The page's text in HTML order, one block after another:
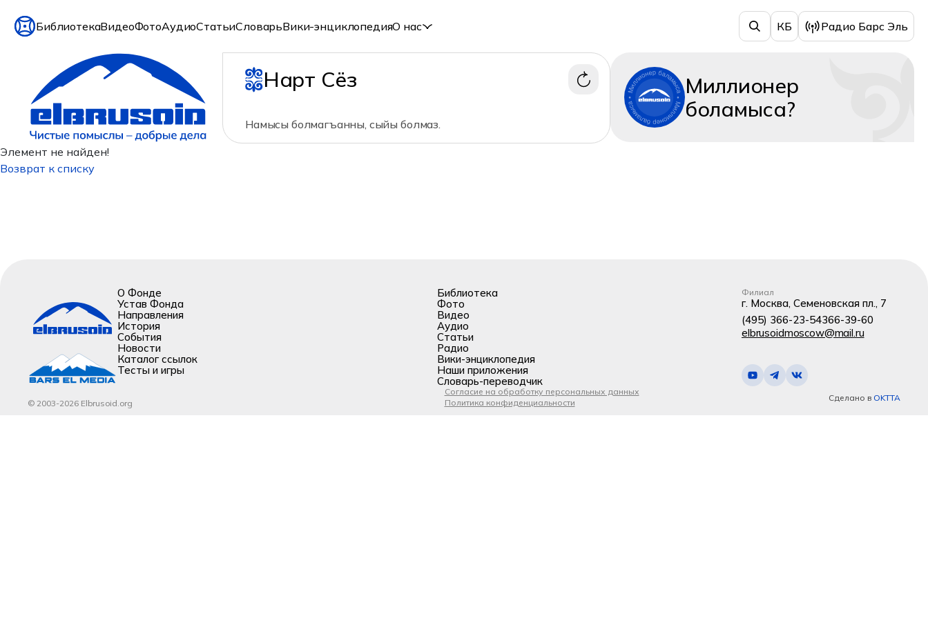
БиблиотекаВидеоФотоАудиоСтатьиСловарьВики-энциклопедияО нас КБ Радио Барс Эль
Нарт Сёз
Намысы болмагъанны, сыйы болмаз.
Миллионер
боламыса?
Элемент не найден!
Возврат к списку
О Фонде
Устав Фонда
Направления
История
События
Новости
Каталог ссылок
Тесты и игры
Библиотека
Фото
Видео
Аудио
Статьи
Радио
Вики-энциклопедия
Наши приложения
Словарь-переводчик
Филиал
г. Москва, Семеновская пл., 7
(495) 366-23-54366-39-60
elbrusoidmoscow@mail.ru
© 2003-2026 Elbrusoid.org
Согласие на обработку персональных данных
Политика конфиденциальности
Сделано в OKTTA